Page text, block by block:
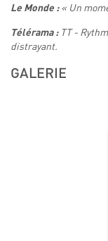
Le Monde : « Un
Télérama : TT -
distrayant.
GALERIE